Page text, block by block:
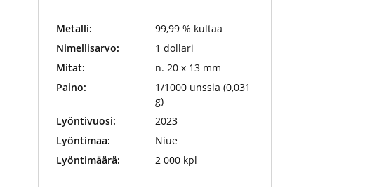
Metalli:
99,99 % kultaa
Nimellisarvo:
1 dollari
Mitat:
n. 20 x 13 mm
Paino:
1/1000 unssia (0,031
g)
Lyöntivuosi:
2023
Lyöntimaa:
Niue
Lyöntimäärä:
2 000 kpl